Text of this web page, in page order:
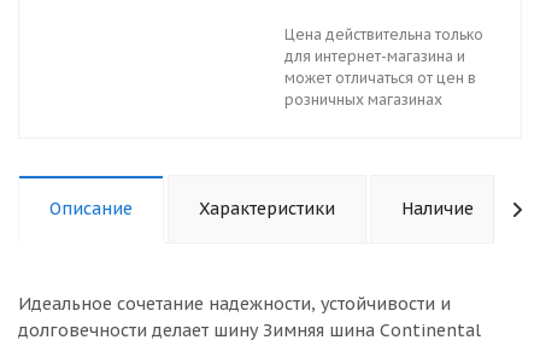
Цена действительна только
для интернет-магазина и
может отличаться от цен в
розничных магазинах
Описание Характеристики Наличие
Идеальное сочетание надежности, устойчивости и
долговечности делает шину Зимняя шина Continental